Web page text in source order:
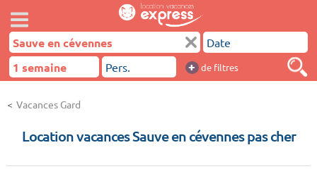
+ de filtres
Vacances Gard
Location vacances Sauve en cévennes pas cher